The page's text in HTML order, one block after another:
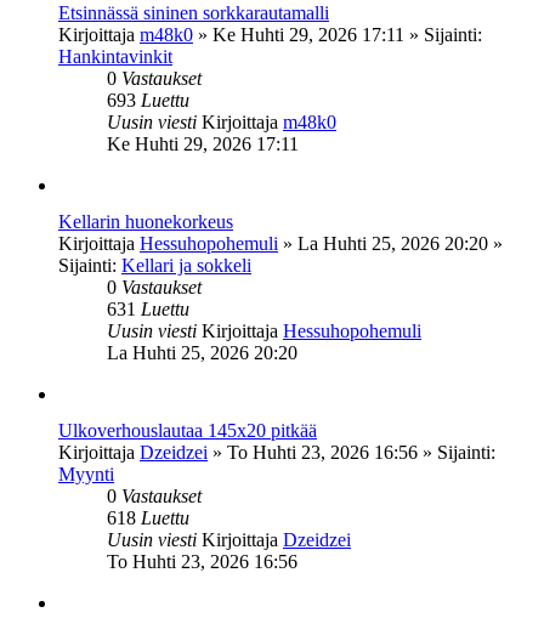
Etsinnässä sininen sorkkarautamalli
Kirjoittaja m48k0 » Ke Huhti 29, 2026 17:11 » Sijainti:
Hankintavinkit
0 Vastaukset
693 Luettu
Uusin viesti Kirjoittaja m48k0
Ke Huhti 29, 2026 17:11
Kellarin huonekorkeus
Kirjoittaja Hessuhopohemuli » La Huhti 25, 2026 20:20 »
Sijainti: Kellari ja sokkeli
0 Vastaukset
631 Luettu
Uusin viesti Kirjoittaja Hessuhopohemuli
La Huhti 25, 2026 20:20
Ulkoverhouslautaa 145x20 pitkää
Kirjoittaja Dzeidzei » To Huhti 23, 2026 16:56 » Sijainti:
Myynti
0 Vastaukset
618 Luettu
Uusin viesti Kirjoittaja Dzeidzei
To Huhti 23, 2026 16:56